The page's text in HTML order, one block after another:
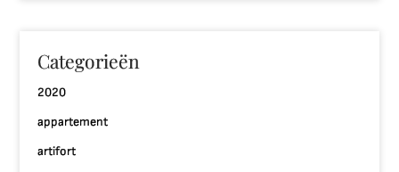
Categorieën
2020
appartement
artifort